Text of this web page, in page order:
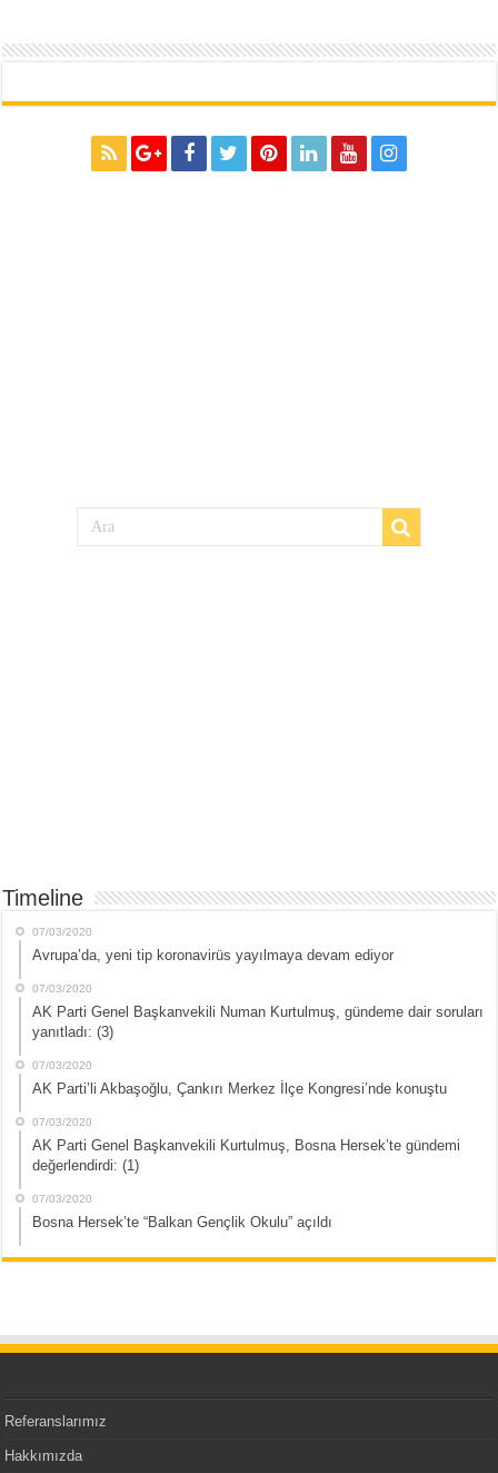
Timeline
07/03/2020
Avrupa’da, yeni tip koronavirüs yayılmaya devam ediyor
07/03/2020
AK Parti Genel Başkanvekili Numan Kurtulmuş, gündeme dair soruları
yanıtladı: (3)
07/03/2020
AK Parti’li Akbaşoğlu, Çankırı Merkez İlçe Kongresi’nde konuştu
07/03/2020
AK Parti Genel Başkanvekili Kurtulmuş, Bosna Hersek’te gündemi
değerlendirdi: (1)
07/03/2020
Bosna Hersek’te “Balkan Gençlik Okulu” açıldı
Referanslarımız
Hakkımızda